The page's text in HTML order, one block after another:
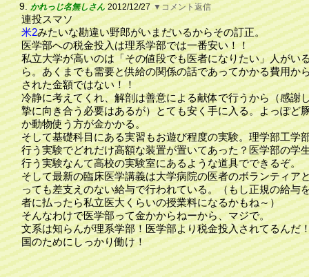
9. かれっじ名無しさん 2012/12/27 ▼コメント返信
連投スマソ
米2みたいな勘違い野郎がいまだいるからその訂正。
医学部への税金投入は理系学部では一番安い！！
私立大学が高いのは「その値段でも医者になりたい」人がい
ら。あくまでも需要と供給の関係の話であってかかる費用か
された金額ではない！！
冷静に考えてくれ、解剖は善意による献体で行うから（感謝
摯に向き合う必要はあるが）とても安く手に入る。よっぽど
か動物使う方が金かかる。
そして基礎科目にある実習もお遊び程度の実験。理学部工学
行う実験でどれだけ高額な装置が置いてあった？医学部の学
行う実験なんて高校の実験室にあるような道具でできるぞ。
そして最新の臨床医学講義は大学病院の医者のボランティア
っても差支えのない給与で行われている。（もし正規の給与
者に払ったら私立医大くらいの授業料になるかもね～）
そんなわけで医学部って金かからねーから、マジで。
文系は知らんが理系学部！医学部より税金投入されてるんだ
国のためにしっかり働け！